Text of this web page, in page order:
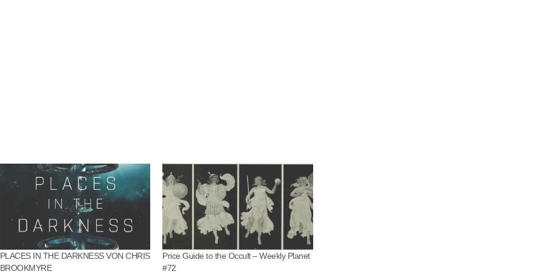
PLACES IN THE DARKNESS VON CHRIS
BROOKMYRE
Price Guide to the Occult – Weekly Planet
#72